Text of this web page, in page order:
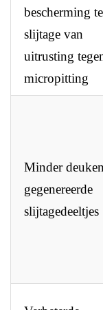
bescherming
slijtage van
uitrusting
micropitting
Minder
gegenereerde
slijtagedeeltjes